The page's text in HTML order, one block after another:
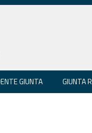
GIUNTA GIUNTA